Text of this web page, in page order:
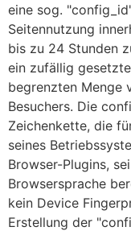
eine sog.
Seitennutzung
bis zu 24 Stunden
ein zufällig
begrenzten Menge
Besuchers. Die
Zeichenkette, die
seines
Browser-Plugins,
Browsersprache
kein Device
Erstellung der